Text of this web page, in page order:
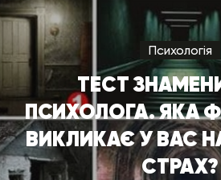
Психологія
ТЕСТ
ПСИХОЛОГА. ЯКА
ВИКЛИКАЄ У ВАС
СТРАХ?